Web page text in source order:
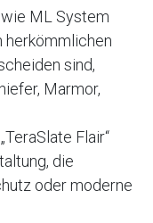
ML System
herkömmlichen
sind,
Marmor,
Flair“
die
oder moderne